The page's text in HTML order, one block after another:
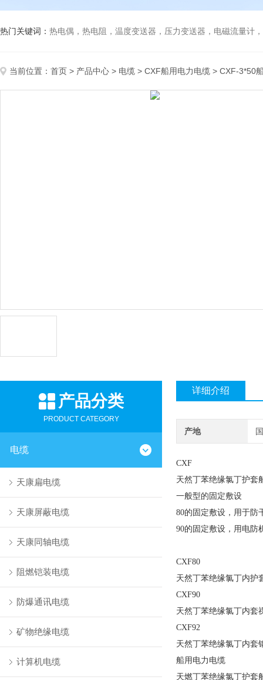
热门关键词： 热电偶，热电阻，温度变送器，压力变送器，电磁流量计，
当前位置： 首页 > 产品中心 > 电缆 > CXF船用电力电缆 > CXF-3*50
产品分类
PRODUCT CATEGORY
电缆
天康扁电缆
天康屏蔽电缆
天康同轴电缆
阻燃铠装电缆
防爆通讯电缆
矿物绝缘电缆
计算机电缆
详细介绍
产地
CXF
天然丁苯绝缘氯丁护套
一般型的固定敷设
80的固定敷设，用于防
90的固定敷设，用电防
CXF80
天然丁苯绝缘氯丁内护
CXF90
天然丁苯绝缘氯丁内套
CXF92
天然丁苯绝缘氯丁内套
船用电力电缆
天燃丁苯绝缘氯丁护套